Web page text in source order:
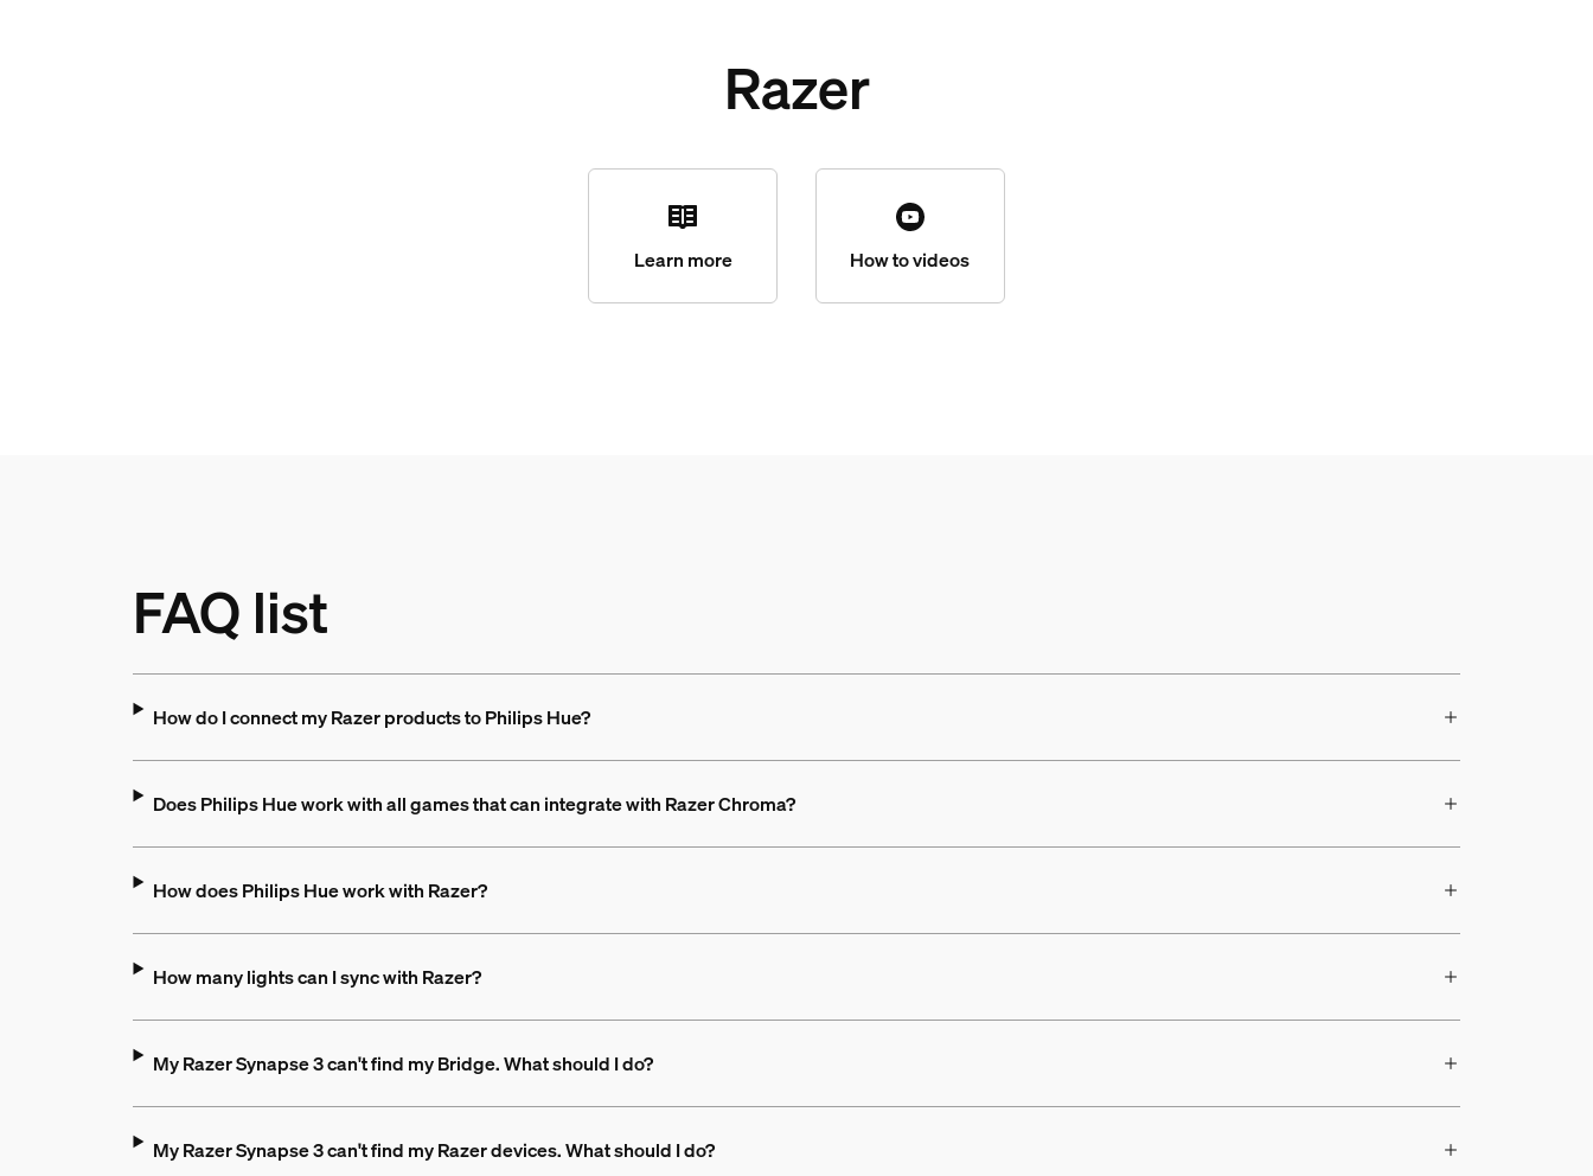
Razer
Learn more How to videos
FAQ list
How do I connect my Razer products to Philips Hue?
Does Philips Hue work with all games that can integrate with Razer Chroma?
How does Philips Hue work with Razer?
How many lights can I sync with Razer?
My Razer Synapse 3 can't find my Bridge. What should I do?
My Razer Synapse 3 can't find my Razer devices. What should I do?